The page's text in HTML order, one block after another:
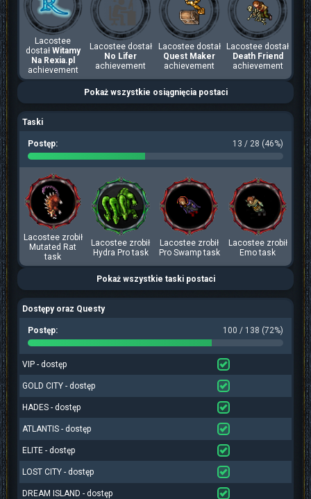
Lacostee
dostał Witamy
Na Rexia.pl
achievement
Lacostee dostał
No Lifer
achievement
Lacostee dostał
Quest Maker
achievement
Lacostee dostał
Death Friend
achievement
Pokaż wszystkie osiągnięcia postaci
Taski
Postęp: 13 / 28 (46%)
Lacostee zrobił
Mutated Rat
task
Lacostee zrobił
Hydra Pro task
Lacostee zrobił
Pro Swamp task
Lacostee zrobił
Emo task
Pokaż wszystkie taski postaci
Dostępy oraz Questy
Postęp: 100 / 138 (72%)
VIP - dostęp
GOLD CITY - dostęp
HADES - dostęp
ATLANTIS - dostęp
ELITE - dostęp
LOST CITY - dostęp
DREAM ISLAND - dostęp